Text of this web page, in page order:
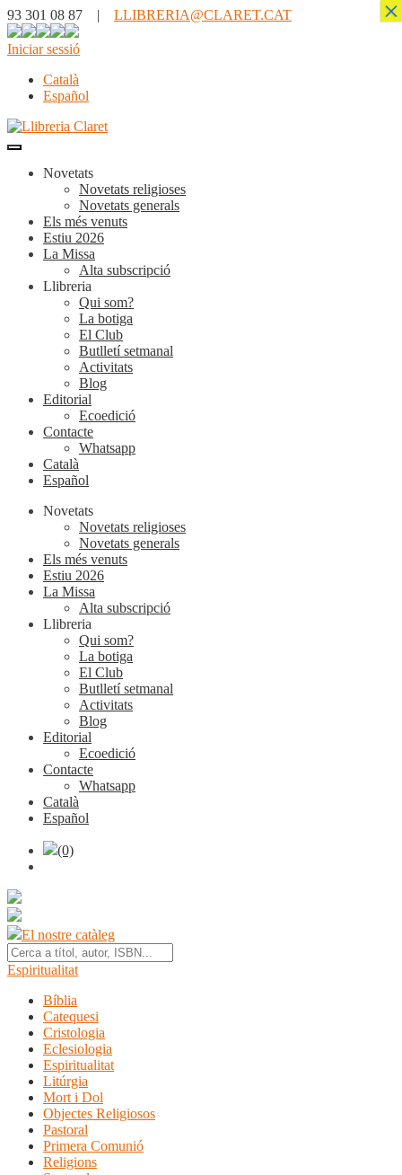
93 301 08 87 | LLIBRERIA@CLARET.CAT
Iniciar sessió
Català
Español
Novetats
Novetats religioses
Novetats generals
Els més venuts
Estiu 2026
La Missa
Alta subscripció
Llibreria
Qui som?
La botiga
El Club
Butlletí setmanal
Activitats
Blog
Editorial
Ecoedició
Contacte
Whatsapp
Català
Español
Novetats
Novetats religioses
Novetats generals
Els més venuts
Estiu 2026
La Missa
Alta subscripció
Llibreria
Qui som?
La botiga
El Club
Butlletí setmanal
Activitats
Blog
Editorial
Ecoedició
Contacte
Whatsapp
Català
Español
(0)
El nostre catàleg
Espiritualitat
Bíblia
Catequesi
Cristologia
Eclesiologia
Espiritualitat
Litúrgia
Mort i Dol
Objectes Religiosos
Pastoral
Primera Comunió
Religions
×